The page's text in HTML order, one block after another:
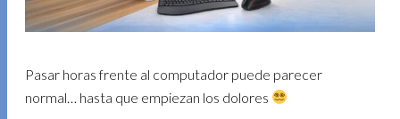
Pasar horas frente al computador puede parecer
normal… hasta que empiezan los dolores